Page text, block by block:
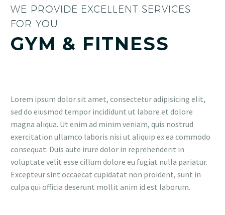
WE PROVIDE EXCELLENT SERVICES
FOR YOU
GYM & FITNESS
Lorem ipsum dolor sit amet, consectetur adipisicing elit,
sed do eiusmod tempor incididunt ut labore et dolore
magna aliqua. Ut enim ad minim veniam, quis nostrud
exercitation ullamco laboris nisi ut aliquip ex ea commodo
consequat. Duis aute irure dolor in reprehenderit in
voluptate velit esse cillum dolore eu fugiat nulla pariatur.
Excepteur sint occaecat cupidatat non proident, sunt in
culpa qui officia deserunt mollit anim id est laborum.